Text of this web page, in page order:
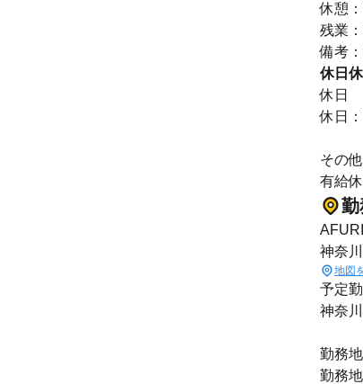
休憩
残業
備考
休日
休日
休日
その
有給
勤
神奈
地図
予定
神奈
勤務地
勤務